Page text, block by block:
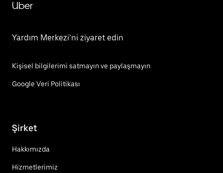
Uber
Yardım Merkezi’ni ziyaret edin
Kişisel bilgilerimi satmayın ve paylaşmayın
Google Veri Politikası
Şirket
Hakkımızda
Hizmetlerimiz